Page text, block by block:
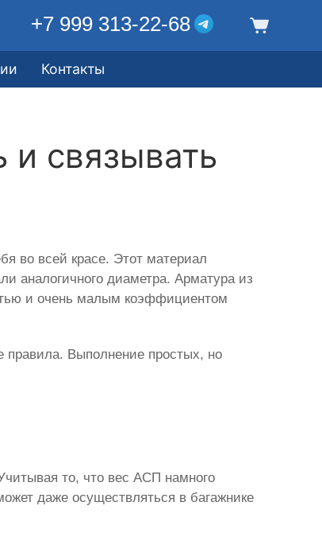
+7 999 313-22-68
Контакты
и связывать
во всей красе. Этот материал
аналогичного диаметра. Арматура из
и очень малым коэффициентом
правила. Выполнение простых, но
то, что вес АСП намного
даже осуществляться в багажнике